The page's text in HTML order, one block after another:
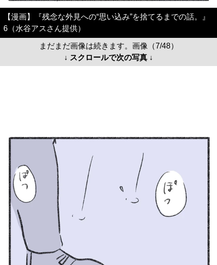
【漫画】『残念な外見への“思い込み”を捨てるまでの話。』
6（水谷アスさん提供）
まだまだ画像は続きます。画像（7/48）
↓ スクロールで次の写真 ↓